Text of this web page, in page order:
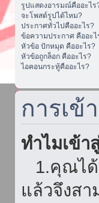
รูปแสดงอารมณ์คืออะไร
จะโพสต์รูปได้ไหม?
ประกาศทั่วไปคืออะไร?
ข้อความประกาศ คืออะไ
หัวข้อ ปักหมุด คืออะไร?
หัวข้อถูกล็อก คืออะไร?
ไอคอนกระทู้คืออะไร?
การเข้
ทำไมเข้า
1.คุณได้
แล้วจึงสา